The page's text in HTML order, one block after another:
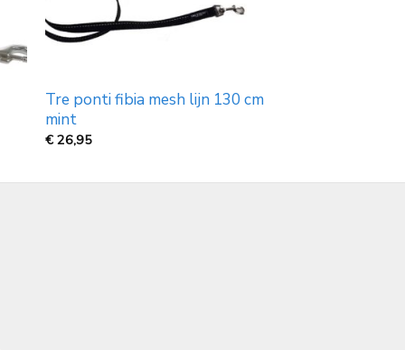
Tre ponti fibia mesh lijn 130 cm
mint
€ 26,95